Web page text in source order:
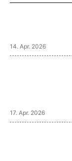
14. Apr. 2026
17. Apr. 2026